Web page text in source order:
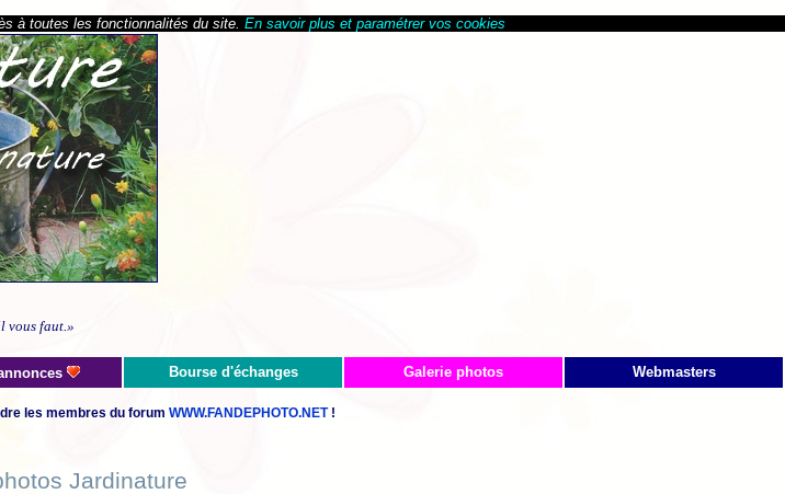
à toutes les fonctionnalités du site. En savoir plus et paramétrer vos cookies
vous faut.»
Bourse d'échanges Galerie photos Webmasters
les membres du forum WWW.FANDEPHOTO.NET!
Jardinature